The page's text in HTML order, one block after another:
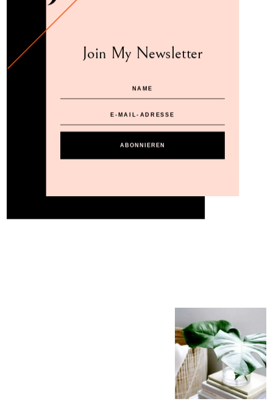
Join My Newsletter
ABONNIEREN